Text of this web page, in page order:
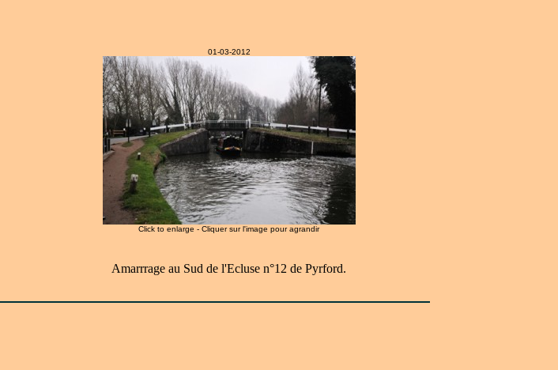
01-03-2012
Click to enlarge - Cliquer sur l'image pour agrandir
Amarrrage au Sud de l'Ecluse n°12 de Pyrford.